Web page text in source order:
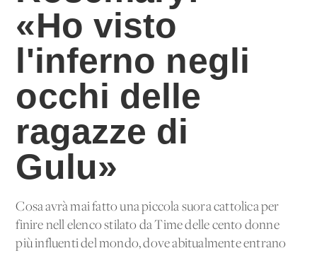
«Ho visto
l'inferno negli
occhi delle
ragazze di
Gulu»
Cosa avrà mai fatto una piccola suora cattolica per
finire nell'elenco stilato da Time delle cento donne
più influenti del mondo, dove abitualmente entrano